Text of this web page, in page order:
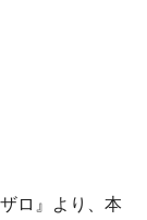
ロ』より、本